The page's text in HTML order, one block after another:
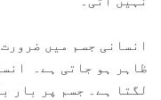
انسانی جسم میں
ظاہر ہو جاتی ہے۔
لگتا ہے۔ جسم پر بار